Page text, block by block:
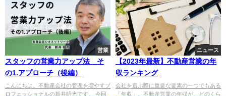
営業
スタッフの営業力アップ法 そ
の1.アプローチ（後編）
こんにちは。不動産会社の管理を増やすプ
ロフェッショナルの新井昭光です。 今回
ニュース
【2023年最新】不動産営業の年
収ランキング
会社を選ぶ際に重要な要素の一つでもある
「年収」。不動産営業の年収が、どのくら